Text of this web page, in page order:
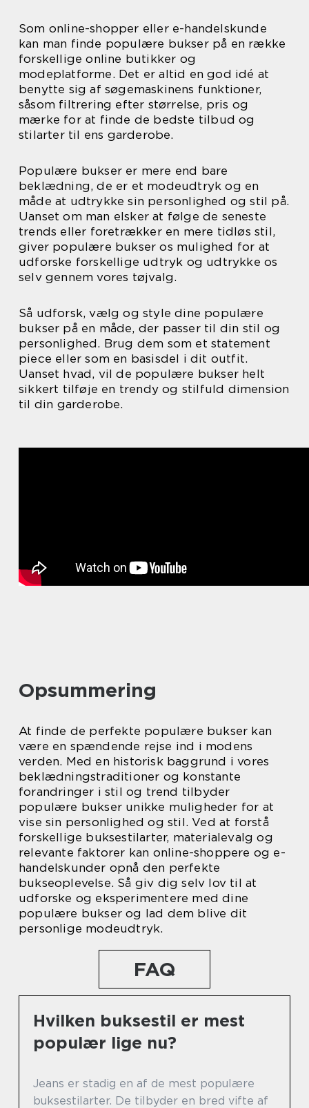
Som online-shopper eller e-handelskunde
kan man finde populære bukser på en række
forskellige online butikker og
modeplatforme. Det er altid en god idé at
benytte sig af søgemaskinens funktioner,
såsom filtrering efter størrelse, pris og
mærke for at finde de bedste tilbud og
stilarter til ens garderobe.
Populære bukser er mere end bare
beklædning, de er et modeudtryk og en
måde at udtrykke sin personlighed og stil på.
Uanset om man elsker at følge de seneste
trends eller foretrækker en mere tidløs stil,
giver populære bukser os mulighed for at
udforske forskellige udtryk og udtrykke os
selv gennem vores tøjvalg.
Så udforsk, vælg og style dine populære
bukser på en måde, der passer til din stil og
personlighed. Brug dem som et statement
piece eller som en basisdel i dit outfit.
Uanset hvad, vil de populære bukser helt
sikkert tilføje en trendy og stilfuld dimension
til din garderobe.
Opsummering
At finde de perfekte populære bukser kan
være en spændende rejse ind i modens
verden. Med en historisk baggrund i vores
beklædningstraditioner og konstante
forandringer i stil og trend tilbyder
populære bukser unikke muligheder for at
vise sin personlighed og stil. Ved at forstå
forskellige buksestilarter, materialevalg og
relevante faktorer kan online-shoppere og e-
handelskunder opnå den perfekte
bukseoplevelse. Så giv dig selv lov til at
udforske og eksperimentere med dine
populære bukser og lad dem blive dit
personlige modeudtryk.
FAQ
Hvilken buksestil er mest
populær lige nu?
Jeans er stadig en af de mest populære
buksestilarter. De tilbyder en bred vifte af